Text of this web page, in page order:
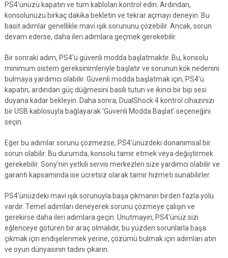
PS4'ünüzü kapatın ve tüm kabloları kontrol edin. Ardından,
konsolunuzu birkaç dakika bekletin ve tekrar açmayı deneyin. Bu
basit adımlar genellikle mavi ışık sorununu çözebilir. Ancak, sorun
devam ederse, daha ileri adımlara geçmek gerekebilir.
Bir sonraki adım, PS4'ü güvenli modda başlatmaktır. Bu, konsolu
minimum sistem gereksinimleriyle başlatır ve sorunun kök nedenini
bulmaya yardımcı olabilir. Güvenli modda başlatmak için, PS4'ü
kapatın, ardından güç düğmesini basılı tutun ve ikinci bir bip sesi
duyana kadar bekleyin. Daha sonra, DualShock 4 kontrol cihazınızı
bir USB kablosuyla bağlayarak 'Güvenli Modda Başlat' seçeneğini
seçin.
Eğer bu adımlar sorunu çözmezse, PS4'ünüzdeki donanımsal bir
sorun olabilir. Bu durumda, konsolu tamir etmek veya değiştirmek
gerekebilir. Sony'nin yetkili servis merkezleri size yardımcı olabilir ve
garanti kapsamında ise ücretsiz olarak tamir hizmeti sunabilirler.
PS4'ünüzdeki mavi ışık sorunuyla başa çıkmanın birden fazla yolu
vardır. Temel adımları deneyerek sorunu çözmeye çalışın ve
gerekirse daha ileri adımlara geçin. Unutmayın, PS4'ünüz sizi
eğlenceye götüren bir araç olmalıdır, bu yüzden sorunlarla başa
çıkmak için endişelenmek yerine, çözümü bulmak için adımları atın
ve oyun dünyasının tadını çıkarın.